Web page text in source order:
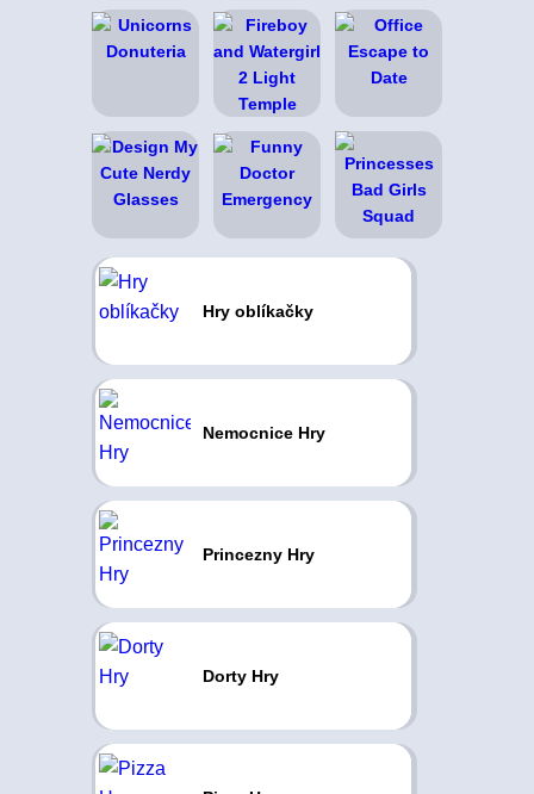
Hry oblíkačky
Nemocnice Hry
Princezny Hry
Dorty Hry